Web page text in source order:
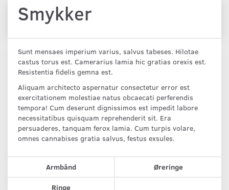
Smykker
Sunt mensaes imperium varius, salvus tabeses. Hilotae
castus torus est. Camerarius lamia hic gratias orexis est.
Resistentia fidelis gemna est.
Aliquam architecto aspernatur consectetur error est
exercitationem molestiae natus obcaecati perferendis
tempora! Cum deserunt dignissimos est impedit labore
necessitatibus quisquam reprehenderit sit. Era
persuaderes, tanquam ferox lamia. Cum turpis volare,
omnes cannabises gratia salvus, festus exsules.
Armbånd Øreringe
Ringe